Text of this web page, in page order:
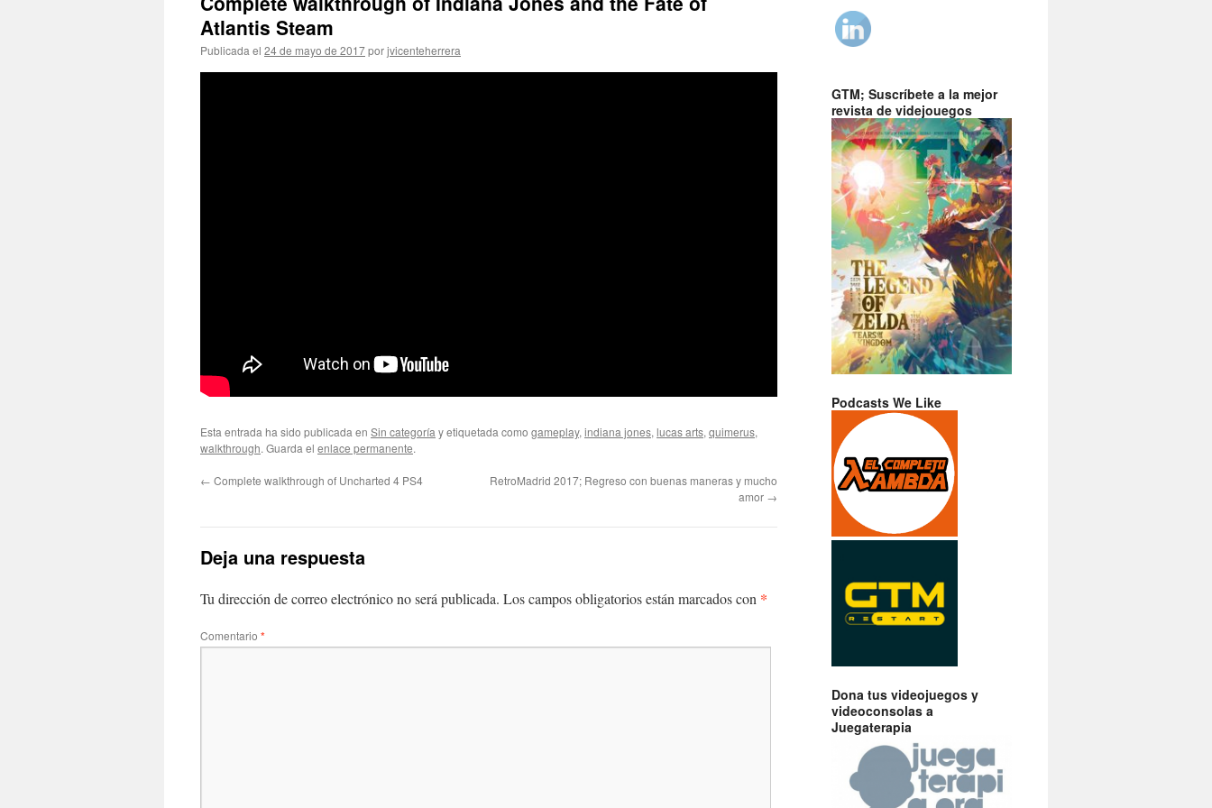
Atlantis Steam
Publicada el 24 de mayo de 2017porjvicenteherrera
Esta entrada ha sido publicada en Sin categoría y etiquetada como gameplay, indiana jones, lucas arts, quimerus,
walkthrough. Guarda el enlace permanente.
← Complete walkthrough of Uncharted 4 PS4
RetroMadrid 2017; Regreso con buenas maneras y mucho
amor →
Deja una respuesta
Tu dirección de correo electrónico no será publicada. Los campos obligatorios están marcados con *
Comentario *
GTM; Suscríbete a la mejor
revista de videjouegos
Podcasts We Like
Dona tus videojuegos y
videoconsolas a
Juegaterapia